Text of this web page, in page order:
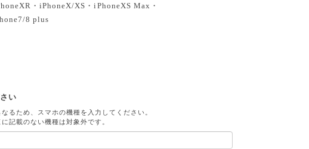
・iPhoneX/XS・iPhoneXS Max・
8 plus
さい
るため、スマホの機種を入力してください。
記載のない機種は対象外です。